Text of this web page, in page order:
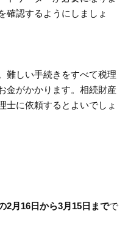
確認するようにしましょ
難しい手続きをすべて税理
金がかかります。相続財産
士に依頼するとよいでしょ
2月16日から3月15日までで